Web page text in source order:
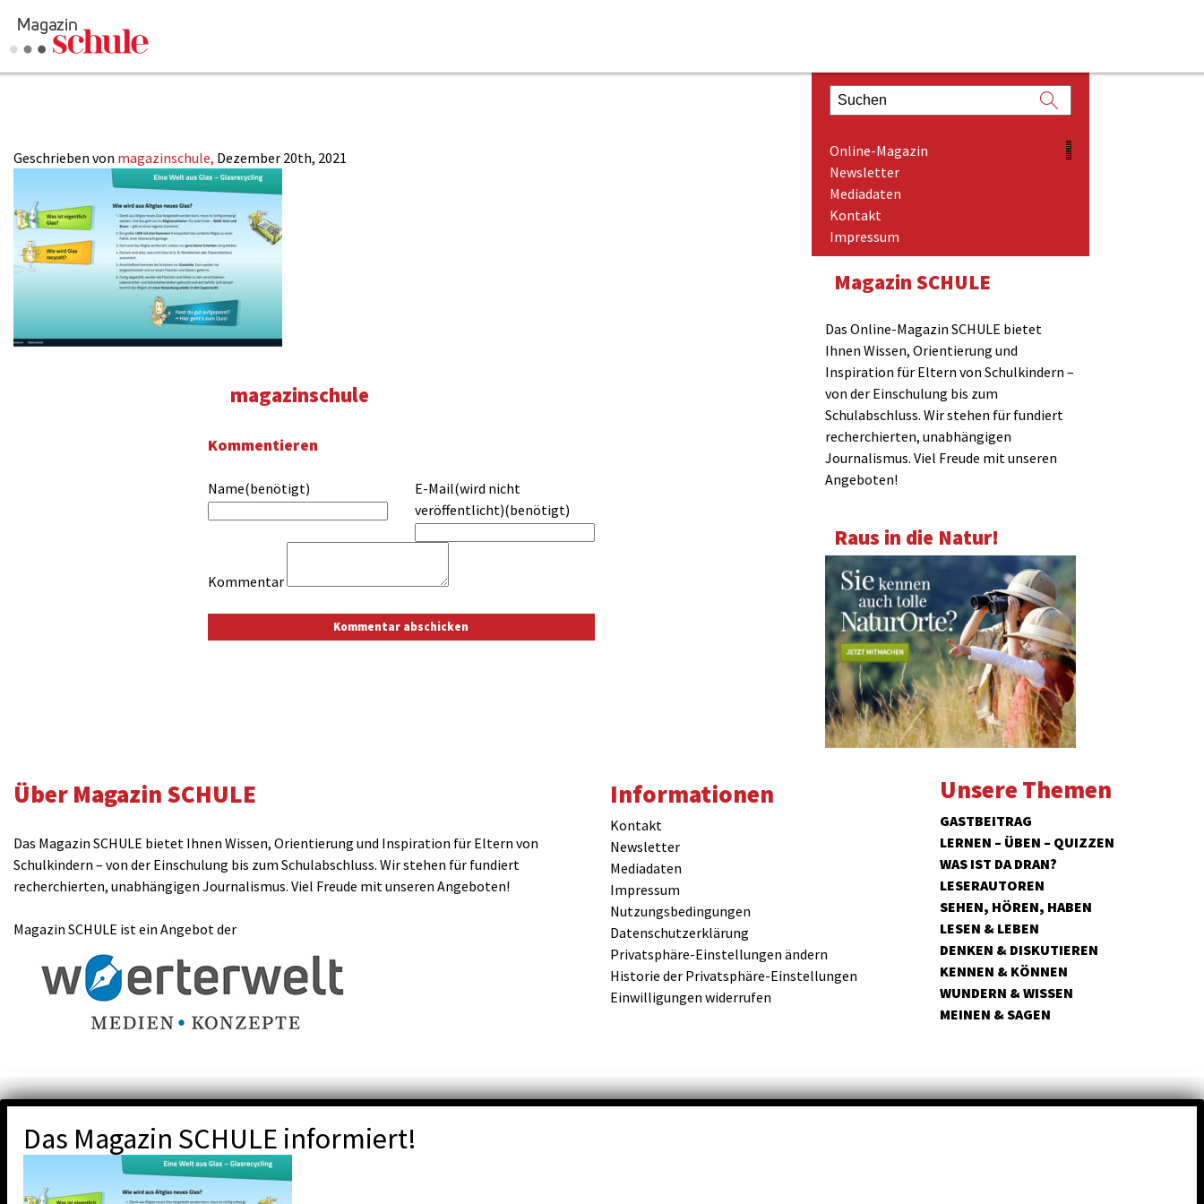
Geschrieben von magazinschule, Dezember 20th, 2021
magazinschule
Kommentieren
Name(benötigt)
E-Mail(wird nicht
veröffentlicht)(benötigt)
Kommentar
Online-Magazin
Newsletter
Mediadaten
Kontakt
Impressum
Magazin SCHULE
Das Online-Magazin SCHULE bietet
Ihnen Wissen, Orientierung und
Inspiration für Eltern von Schulkindern –
von der Einschulung bis zum
Schulabschluss. Wir stehen für fundiert
recherchierten, unabhängigen
Journalismus. Viel Freude mit unseren
Angeboten!
Raus in die Natur!
Über Magazin SCHULE
Das Magazin SCHULE bietet Ihnen Wissen, Orientierung und Inspiration für Eltern von
Schulkindern – von der Einschulung bis zum Schulabschluss. Wir stehen für fundiert
recherchierten, unabhängigen Journalismus. Viel Freude mit unseren Angeboten!
Magazin SCHULE ist ein Angebot der
Informationen
Kontakt
Newsletter
Mediadaten
Impressum
Nutzungsbedingungen
Datenschutzerklärung
Privatsphäre-Einstellungen ändern
Historie der Privatsphäre-Einstellungen
Einwilligungen widerrufen
Unsere Themen
GASTBEITRAG
LERNEN – ÜBEN – QUIZZEN
WAS IST DA DRAN?
LESERAUTOREN
SEHEN, HÖREN, HABEN
LESEN & LEBEN
DENKEN & DISKUTIEREN
KENNEN & KÖNNEN
WUNDERN & WISSEN
MEINEN & SAGEN
Das Magazin SCHULE informiert!